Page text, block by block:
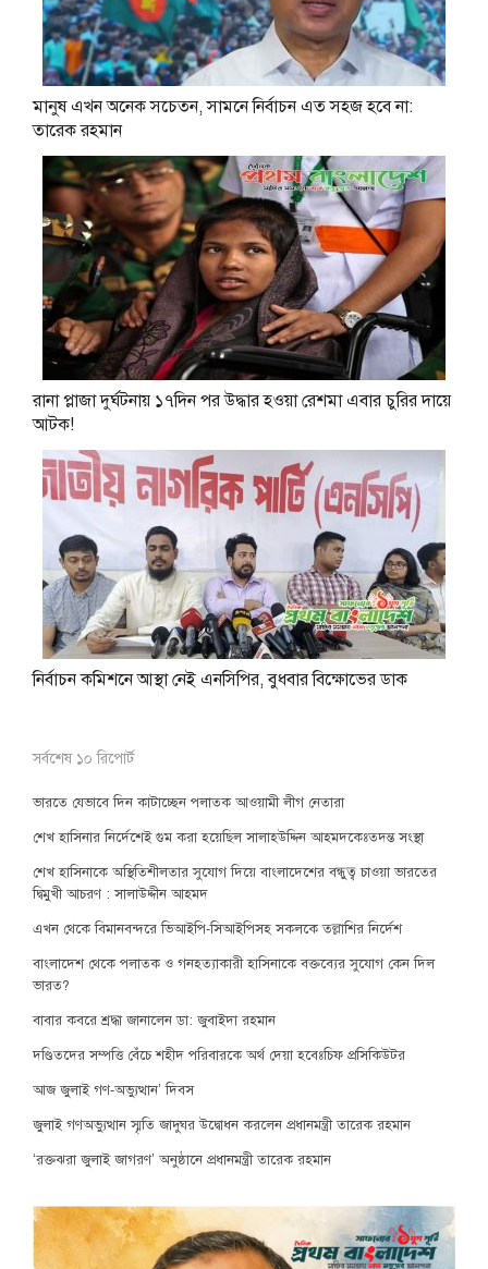
মানুষ এখন অনেক সচেতন, সামনে নির্বাচন এত সহজ হবে না:
তারেক রহমান
রানা প্লাজা দুর্ঘটনায় ১৭দিন পর উদ্ধার হওয়া রেশমা এবার চুরির দায়ে
আটক!
নির্বাচন কমিশনে আস্থা নেই এনসিপির, বুধবার বিক্ষোভের ডাক
সর্বশেষ ১০ রিপোর্ট
ভারতে যেভাবে দিন কাটাচ্ছেন পলাতক আওয়ামী লীগ নেতারা
শেখ হাসিনার নির্দেশেই গুম করা হয়েছিল সালাহউদ্দিন আহমদকেঃতদন্ত সংস্থা
শেখ হাসিনাকে অস্থিতিশীলতার সুযোগ দিয়ে বাংলাদেশের বন্ধুত্ব চাওয়া ভারতের
দ্বিমুখী আচরণ : সালাউদ্দীন আহমদ
এখন থেকে বিমানবন্দরে ভিআইপি-সিআইপিসহ সকলকে তল্লাশির নির্দেশ
বাংলাদেশ থেকে পলাতক ও গনহত্যাকারী হাসিনাকে বক্তব্যের সুযোগ কেন দিল
ভারত?
বাবার কবরে শ্রদ্ধা জানালেন ডা: জুবাইদা রহমান
দণ্ডিতদের সম্পত্তি বেঁচে শহীদ পরিবারকে অর্থ দেয়া হবেঃচিফ প্রসিকিউটর
আজ জুলাই গণ-অভ্যুত্থান’ দিবস
জুলাই গণঅভ্যুত্থান স্মৃতি জাদুঘর উদ্বোধন করলেন প্রধানমন্ত্রী তারেক রহমান
‘রক্তঝরা জুলাই জাগরণ’ অনুষ্ঠানে প্রধানমন্ত্রী তারেক রহমান